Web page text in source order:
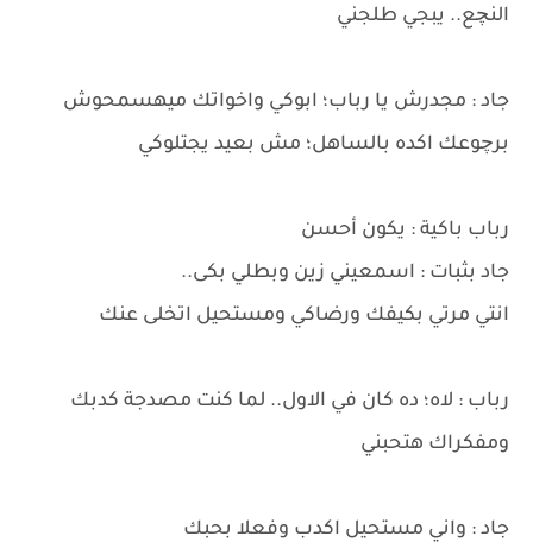
النچع.. يبجي طلجني
جاد : مجدرش يا رباب؛ ابوكي واخواتك ميهسمحوش
برچوعك اكده بالساهل؛ مش بعيد يجتلوكي
رباب باكية : يكون أحسن
جاد بثبات : اسمعيني زين وبطلي بكى..
انتي مرتي بكيفك ورضاكي ومستحيل اتخلى عنك
رباب : لاه؛ ده كان في الاول.. لما كنت مصدجة كدبك
ومفكراك هتحبني
جاد : واني مستحيل اكدب وفعلا بحبك